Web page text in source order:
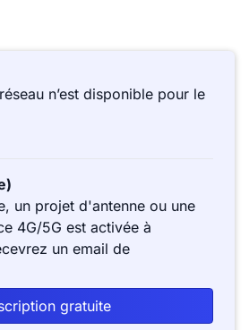
n’est disponible pour le
un projet d'antenne ou une
4G/5G est activée à
un email de
gratuite